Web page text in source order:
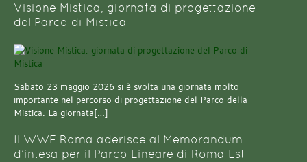
Visione Mistica, giornata di progettazione
del Parco di Mistica
Sabato 23 maggio 2026 si è svolta una giornata molto
importante nel percorso di progettazione del Parco della
Mistica. La giornata[…]
Il WWF Roma aderisce al Memorandum
d’intesa per il Parco Lineare di Roma Est